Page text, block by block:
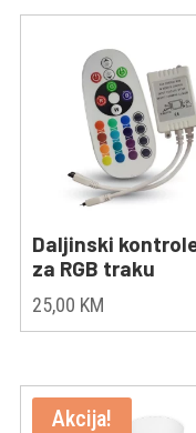
Daljinski
za RGB traku
25,00 KM
Akcija!